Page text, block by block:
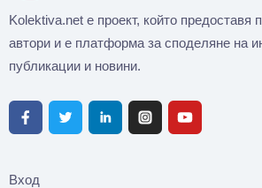
Kolektiva.net е проект, който предоставя
автори и е платформа за споделяне на
публикации и новини.
Вход